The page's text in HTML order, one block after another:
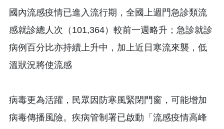
國內流感疫情已進入流行期，全國上週門急診類流
感就診總人次（101,364）較前一週略升；急診就診
病例百分比亦持續上升中，加上近日寒流來襲，低
溫狀況將使流感
病毒更為活躍，民眾因防寒風緊閉門窗，可能增加
病毒傳播風險。疾病管制署已啟動「流感疫情高峰